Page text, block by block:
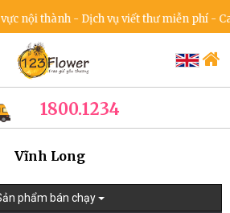
thành - Dịch vụ viết thư miễn phí - Cam
1800.1234
Vĩnh Long
phẩm bán chạy